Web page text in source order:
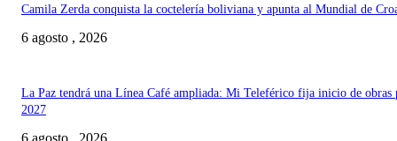
Camila Zerda conquista la coctelería boliviana y apunta al Mundial de
6 agosto , 2026
La Paz tendrá una Línea Café ampliada: Mi Teleférico fija inicio de obras
2027